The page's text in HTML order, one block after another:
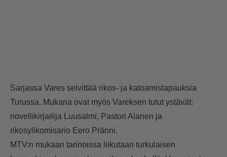
Sarjassa Vares selvittää rikos- ja katoamistapauksia
Turussa. Mukana ovat myös Vareksen tutut ystävät:
novellikirjailija Luusalmi, Pastori Alanen ja
rikosylikomisario Eero Pränni.
MTV:n mukaan tarinoissa liikutaan turkulaisen